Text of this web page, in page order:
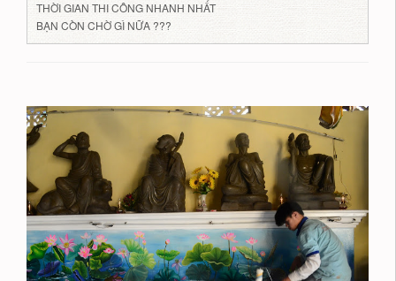
THỜI GIAN THI CÔNG NHANH NHẤT
BẠN CÒN CHỜ GÌ NỮA ???